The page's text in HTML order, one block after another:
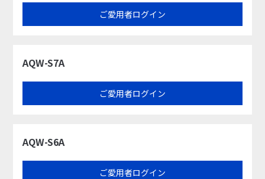
ご愛用者ログイン
AQW-S7A
ご愛用者ログイン
AQW-S6A
ご愛用者ログイン